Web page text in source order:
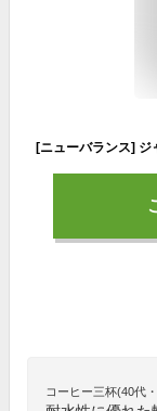
コーヒー三杯(40代